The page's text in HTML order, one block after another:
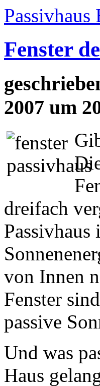
Passivhaus
Fenster
2007 um
dreifach
von Innen
Fenster
passive
Und was
Haus